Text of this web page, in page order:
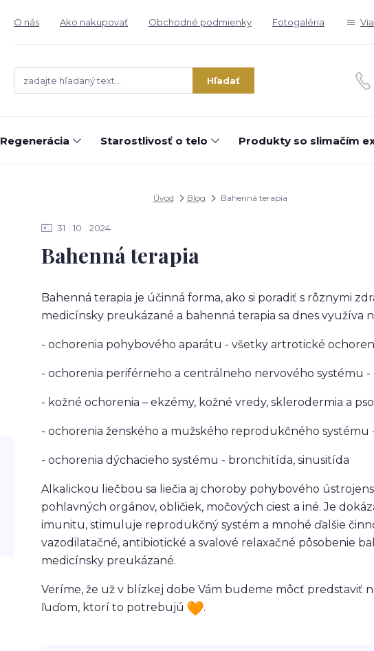
O nás Ako nakupovať Obchodné podmienky Fotogaléria
Hľadať
Regenerácia Starostlivosť o telo Produkty so slimačím
Úvod Blog Bahenná terapia
31 10 2024
Bahenná terapia
Bahenná terapia je účinná forma, ako si poradiť s rôznymi
medicínsky preukázané a bahenná terapia sa dnes využíva
- ochorenia pohybového aparátu - všetky artrotické
- ochorenia periférneho a centrálneho nervového systému
- kožné ochorenia – ekzémy, kožné vredy, sklerodermia a
- ochorenia ženského a mužského reprodukčného
- ochorenia dýchacieho systému - bronchitída, sinusitída
Alkalickou liečbou sa liečia aj choroby pohybového
pohlavných orgánov, obličiek, močových ciest a iné. Je
imunitu, stimuluje reprodukčný systém a mnohé ďalšie
vazodilatačné, antibiotické a svalové relaxačné pôsobenie
medicínsky preukázané.
Veríme, že už v blízkej dobe Vám budeme môcť predstaviť
ľuďom, ktorí to potrebujú
.